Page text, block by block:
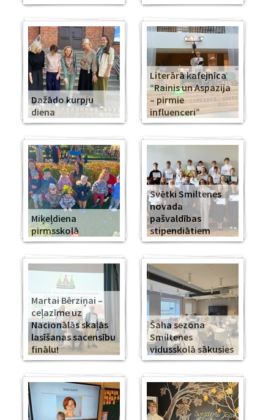
Dažādo kurpju
diena
Literārā kafejnīca
“Rainis un Aspazija
– pirmie
influenceri”
Miķeļdiena
pirmsskolā
Svētki Smiltenes
novada
pašvaldības
stipendiātiem
Martai Bērziņai –
ceļazīme uz
Nacionālās skaļās
lasīšanas sacensību
finālu!
Šaha sezona
Smiltenes
vidusskolā sākusies